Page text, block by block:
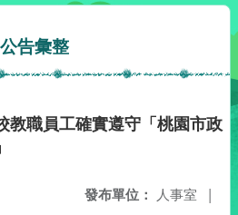
公告彙整
教職員工確實遵守「桃園市政
發布單位： 人事室 |